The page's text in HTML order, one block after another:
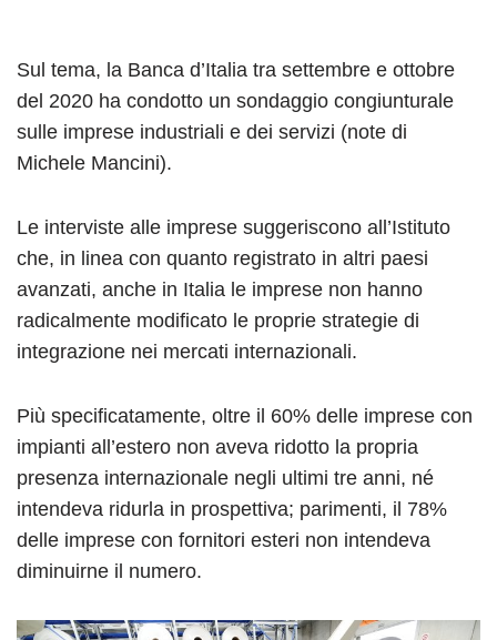
Sul tema, la Banca d’Italia tra settembre e ottobre
del 2020 ha condotto un sondaggio congiunturale
sulle imprese industriali e dei servizi (note di
Michele Mancini).
Le interviste alle imprese suggeriscono all’Istituto
che, in linea con quanto registrato in altri paesi
avanzati, anche in Italia le imprese non hanno
radicalmente modificato le proprie strategie di
integrazione nei mercati internazionali.
Più specificatamente, oltre il 60% delle imprese con
impianti all’estero non aveva ridotto la propria
presenza internazionale negli ultimi tre anni, né
intendeva ridurla in prospettiva; parimenti, il 78%
delle imprese con fornitori esteri non intendeva
diminuirne il numero.